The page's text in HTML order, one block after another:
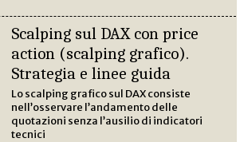
Scalping sul DAX con price
action (scalping grafico).
Strategia e linee guida
Lo scalping grafico sul DAX consiste
nell’osservare l’andamento delle
quotazioni senza l’ausilio di indicatori
tecnici